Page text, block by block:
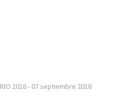
RIO 2016- 07 septiembre 2016